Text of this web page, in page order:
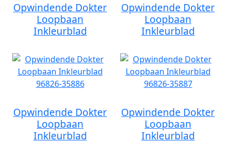
Opwindende Dokter
Loopbaan
Inkleurblad
Opwindende Dokter
Loopbaan
Inkleurblad
Opwindende Dokter
Loopbaan
Inkleurblad
Opwindende Dokter
Loopbaan
Inkleurblad